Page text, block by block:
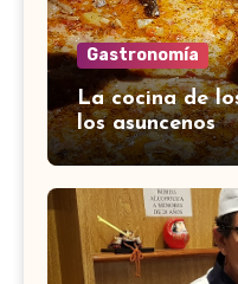
Gastronomía
La cocina de
los asuncenos